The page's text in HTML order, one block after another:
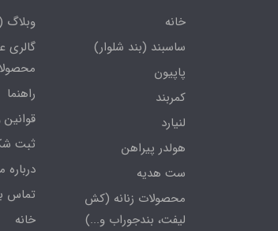
خانه
ساسبند (بند شلوار)
پاپیون
کمربند
لنیارد
هولدر پیراهن
ست هدیه
محصولات زنانه (کش
لیفت، بندجوراب و...)
وبلاگ
راهنما
ثبت
درباره
تماس
خانه